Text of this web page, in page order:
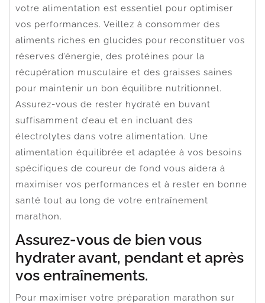
votre alimentation est essentiel pour optimiser
vos performances. Veillez à consommer des
aliments riches en glucides pour reconstituer vos
réserves d’énergie, des protéines pour la
récupération musculaire et des graisses saines
pour maintenir un bon équilibre nutritionnel.
Assurez-vous de rester hydraté en buvant
suffisamment d’eau et en incluant des
électrolytes dans votre alimentation. Une
alimentation équilibrée et adaptée à vos besoins
spécifiques de coureur de fond vous aidera à
maximiser vos performances et à rester en bonne
santé tout au long de votre entraînement
marathon.
Assurez-vous de bien vous
hydrater avant, pendant et après
vos entraînements.
Pour maximiser votre préparation marathon sur